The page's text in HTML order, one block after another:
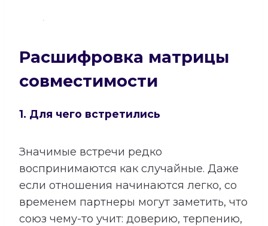
Расшифровка матрицы
совместимости
1. Для чего встретились
Значимые встречи редко
воспринимаются как случайные. Даже
если отношения начинаются легко, со
временем партнеры могут заметить, что
союз чему-то учит: доверию, терпению,